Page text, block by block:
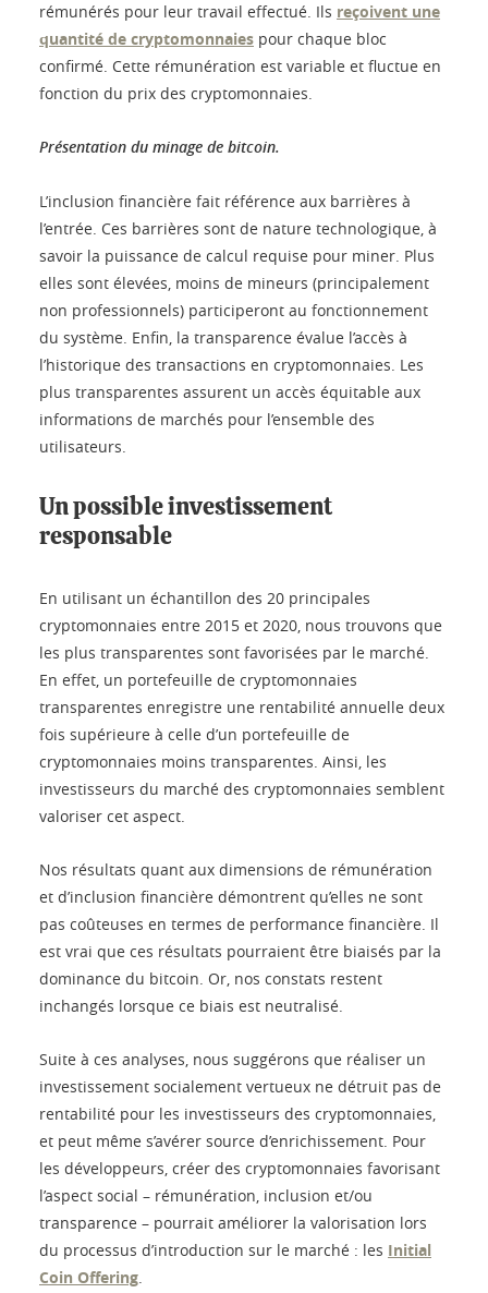
rémunérés pour leur travail effectué. Ils reçoivent une
quantité de cryptomonnaies pour chaque bloc
confirmé. Cette rémunération est variable et fluctue en
fonction du prix des cryptomonnaies.
Présentation du minage de bitcoin.
L’inclusion financière fait référence aux barrières à
l’entrée. Ces barrières sont de nature technologique, à
savoir la puissance de calcul requise pour miner. Plus
elles sont élevées, moins de mineurs (principalement
non professionnels) participeront au fonctionnement
du système. Enfin, la transparence évalue l’accès à
l’historique des transactions en cryptomonnaies. Les
plus transparentes assurent un accès équitable aux
informations de marchés pour l’ensemble des
utilisateurs.
Un possible investissement
responsable
En utilisant un échantillon des 20 principales
cryptomonnaies entre 2015 et 2020, nous trouvons que
les plus transparentes sont favorisées par le marché.
En effet, un portefeuille de cryptomonnaies
transparentes enregistre une rentabilité annuelle deux
fois supérieure à celle d’un portefeuille de
cryptomonnaies moins transparentes. Ainsi, les
investisseurs du marché des cryptomonnaies semblent
valoriser cet aspect.
Nos résultats quant aux dimensions de rémunération
et d’inclusion financière démontrent qu’elles ne sont
pas coûteuses en termes de performance financière. Il
est vrai que ces résultats pourraient être biaisés par la
dominance du bitcoin. Or, nos constats restent
inchangés lorsque ce biais est neutralisé.
Suite à ces analyses, nous suggérons que réaliser un
investissement socialement vertueux ne détruit pas de
rentabilité pour les investisseurs des cryptomonnaies,
et peut même s’avérer source d’enrichissement. Pour
les développeurs, créer des cryptomonnaies favorisant
l’aspect social – rémunération, inclusion et/ou
transparence – pourrait améliorer la valorisation lors
du processus d’introduction sur le marché : les Initial
Coin Offering.